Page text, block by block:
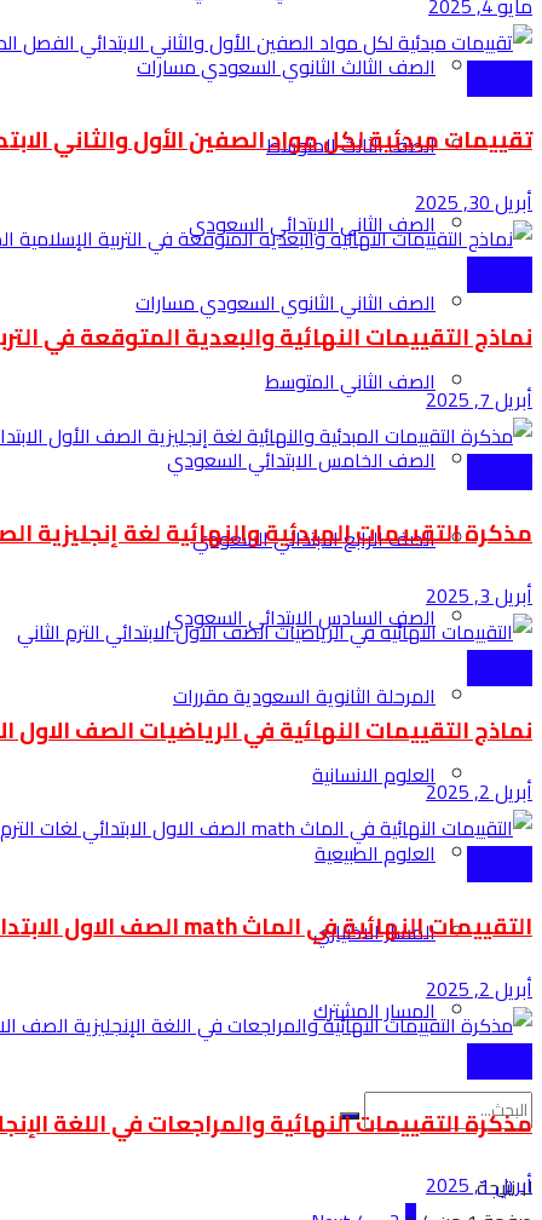
الصف الثالث الثانوي السعودي مسارات
الصف الثالث المتوسط
الصف الثاني الابتدائي السعودي
الصف الثاني الثانوي السعودي مسارات
الصف الثاني المتوسط
الصف الخامس الابتدائي السعودي
الصف الرابع الابتدائي السعودي
الصف السادس الابتدائي السعودي
المرحلة الثانوية السعودية مقررات
العلوم الانسانية
العلوم الطبيعية
المسار الاختياري
المسار المشترك
لا نتيجة
تقييمات مبدئية لكل مواد الصفين الأول والثاني
أبريل 30, 2025
نماذج التقييمات النهائية والبعدية المتوقعة في
أبريل 7, 2025
مذكرة التقييمات المبدئية والنهائية لغة إنجليزية
أبريل 3, 2025
نماذج التقييمات النهائية في الرياضيات الصف الاول
أبريل 2, 2025
التقييمات النهائية في الماث math الصف الاول الابتدائي لغات الترم الثاني
أبريل 2, 2025
مذكرة التقييمات النهائية والمراجعات في اللغة
أبريل 1, 2025